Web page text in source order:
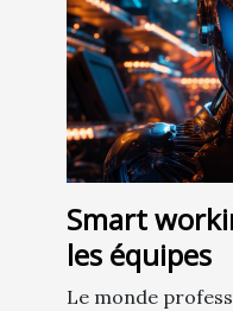
Smart
les équipes
Le monde